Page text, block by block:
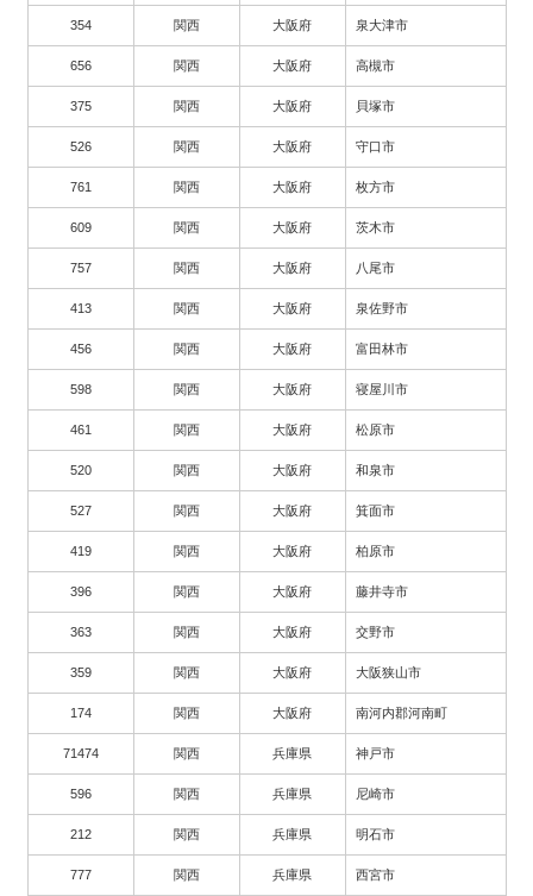
354 関西 大阪府 泉大津市
656 関西 大阪府 高槻市
375 関西 大阪府 貝塚市
526 関西 大阪府 守口市
761 関西 大阪府 枚方市
609 関西 大阪府 茨木市
757 関西 大阪府 八尾市
413 関西 大阪府 泉佐野市
456 関西 大阪府 富田林市
598 関西 大阪府 寝屋川市
461 関西 大阪府 松原市
520 関西 大阪府 和泉市
527 関西 大阪府 箕面市
419 関西 大阪府 柏原市
396 関西 大阪府 藤井寺市
363 関西 大阪府 交野市
359 関西 大阪府 大阪狭山市
174 関西 大阪府 南河内郡河南町
71474 関西 兵庫県 神戸市
596 関西 兵庫県 尼崎市
212 関西 兵庫県 明石市
777 関西 兵庫県 西宮市